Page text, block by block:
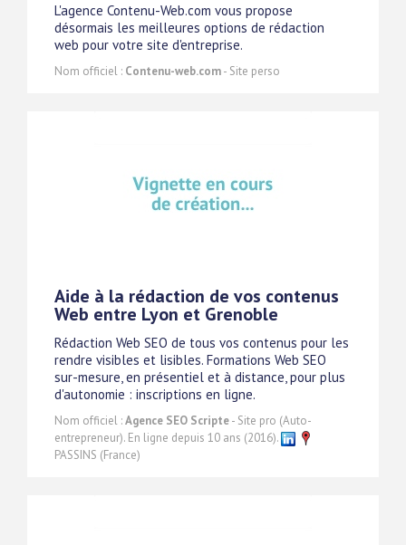
L'agence Contenu-Web.com vous propose
désormais les meilleures options de rédaction
web pour votre site d'entreprise.
Nom officiel : Contenu-web.com- Site perso
Aide à la rédaction de vos contenus
Web entre Lyon et Grenoble
Rédaction Web SEO de tous vos contenus pour les
rendre visibles et lisibles. Formations Web SEO
sur-mesure, en présentiel et à distance, pour plus
d'autonomie : inscriptions en ligne.
Nom officiel :Agence SEO Scripte- Site pro (Auto-
entrepreneur). En ligne depuis 10 ans (2016).
PASSINS (France)